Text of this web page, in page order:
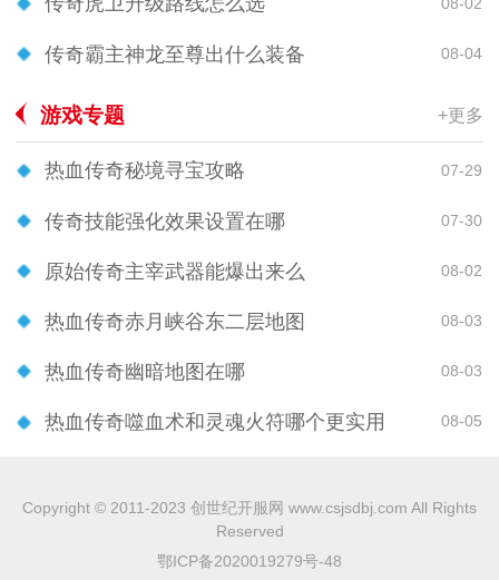
传奇霸主神龙至尊出什么装备 08-04
游戏专题 +更多
热血传奇秘境寻宝攻略 07-29
传奇技能强化效果设置在哪 07-30
原始传奇主宰武器能爆出来么 08-02
热血传奇赤月峡谷东二层地图 08-03
热血传奇幽暗地图在哪 08-03
热血传奇噬血术和灵魂火符哪个更实用 08-05
Copyright © 2011-2023 创世纪开服网 www.csjsdbj.com All Rights
Reserved
鄂ICP备2020019279号-48